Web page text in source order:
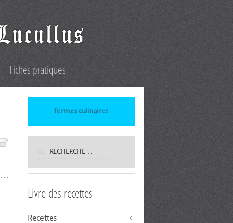
Fiches pratiques
Termes culinaires
Livre des recettes
Recettes